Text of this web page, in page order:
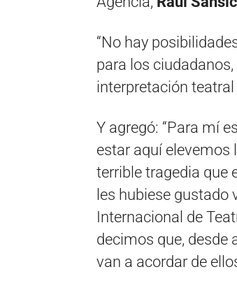
“No hay
para los
interpretación
Y agregó: “Para mí
estar aquí elevemos
terrible tragedia que
les hubiese gustado
Internacional de
decimos que, desde
van a acordar de